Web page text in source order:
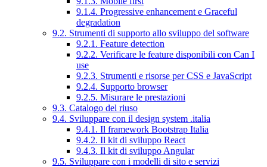
9.1.4. Progressive enhancement e Graceful
degradation
9.2. Strumenti di supporto allo sviluppo del software
9.2.1. Feature detection
9.2.2. Verificare le feature disponibili con Can I
use
9.2.3. Strumenti e risorse per CSS e JavaScript
9.2.4. Supporto browser
9.2.5. Misurare le prestazioni
9.3. Catalogo del riuso
9.4. Sviluppare con il design system .italia
9.4.1. Il framework Bootstrap Italia
9.4.2. Il kit di sviluppo React
9.4.3. Il kit di sviluppo Angular
9.5. Sviluppare con i modelli di sito e servizi